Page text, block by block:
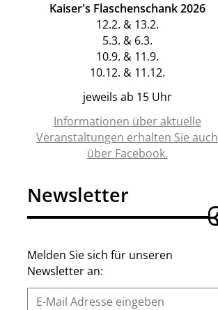
Kaiser's Flaschenschank 2026
12.2. & 13.2.
5.3. & 6.3.
10.9. & 11.9.
10.12. & 11.12.
jeweils ab 15 Uhr
Informationen über aktuelle
Veranstaltungen erhalten Sie auch
über Facebook.
Newsletter
Melden Sie sich für unseren
Newsletter an: